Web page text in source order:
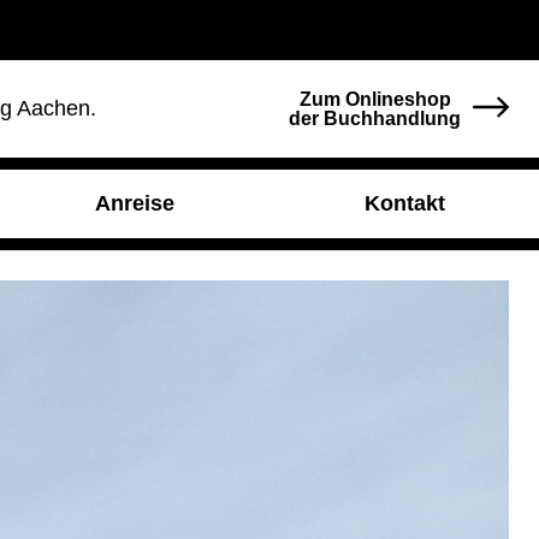
Aachen.
Zum Onlineshop
der Buchhandlung
Anreise Kontakt